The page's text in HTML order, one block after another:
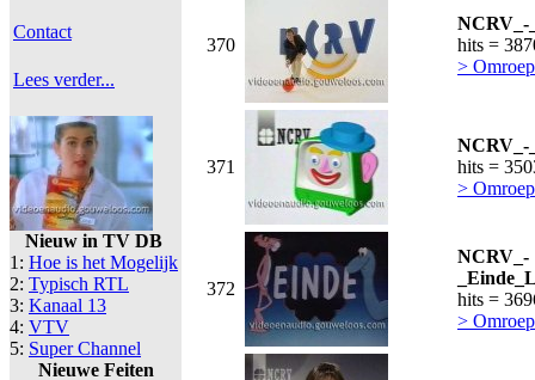
Contact
Lees verder...
Nieuw in TV DB
1: Hoe is het Mogelijk
2: Typisch RTL
3: Kanaal 13
4: VTV
5: Super Channel
Nieuwe Feiten
370
NCRV_-
hits =
>
371
NCRV_-
hits =
>
372
NCRV_-
hits =
>